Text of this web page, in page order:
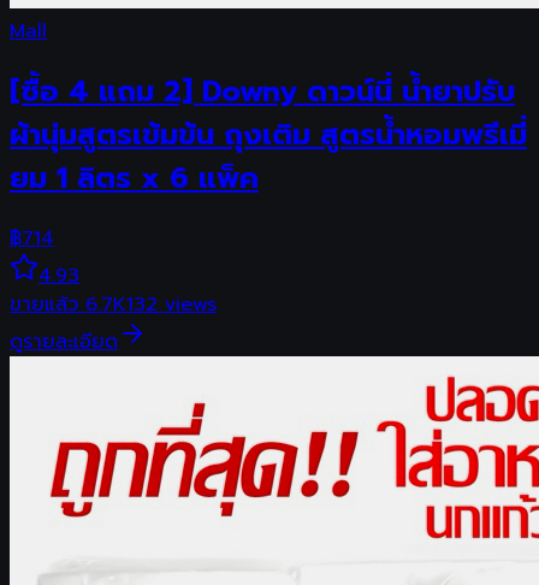
Mall
[ซื้อ 4 แถม 2] Downy ดาวน์นี่ น้ำยาปรับ
ผ้านุ่มสูตรเข้มข้น ถุงเติม สูตรน้ำหอมพรีเมี่
ยม 1 ลิตร x 6 แพ็ค
฿714
4.93
ขายแล้ว6.7K132views
ดูรายละเอียด